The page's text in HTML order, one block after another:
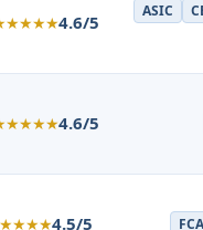
4.6/5
ASIC
4.6/5
★★★★4.5/5 FCA